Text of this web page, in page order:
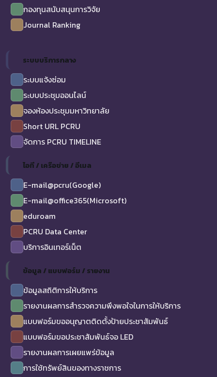
กองทุนสนับสนุนการวิจัย
Journal Ranking
ระบบบริการกลาง
ระบบแจ้งซ่อม
ระบบประชุมออนไลน์
จองห้องประชุมมหาวิทยาลัย
Short URL PCRU
จัดการ PCRU TIMELINE
ไอที / เครือข่าย / อีเมล
E-mail@pcru(Google)
E-mail@office365(Microsoft)
eduroam
PCRU Data Center
บริการอินเทอร์เน็ต
ข้อมูล / แบบฟอร์ม / รายงาน
ข้อมูลสถิติการให้บริการ
รายงานผลการสำรวจความพึงพอใจในการให้บริการ
แบบฟอร์มขออนุญาตติดตั้งป้ายประชาสัมพันธ์
แบบฟอร์มขอประชาสัมพันธ์จอ LED
รายงานผลการเผยแพร่ข้อมูล
การใช้ทรัพย์สินของทางราชการ